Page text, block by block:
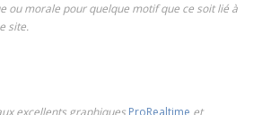
ou morale pour quelque motif que ce soit lié à
site.
excellents graphiques ProRealtime et